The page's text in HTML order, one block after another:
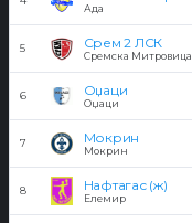
Ада
5 Срем 2 ЛСК
Сремска Митровица
6 Оџаци
Оџаци
7 Мокрин
Мокрин
8 Нафтагас (ж)
Елемир